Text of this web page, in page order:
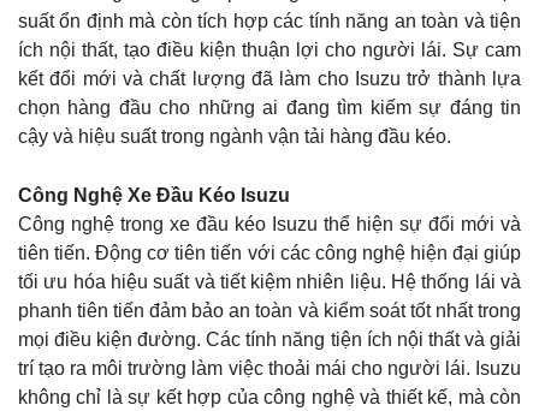
suất ổn định mà còn tích hợp các tính năng an toàn và tiện
ích nội thất, tạo điều kiện thuận lợi cho người lái. Sự cam
kết đổi mới và chất lượng đã làm cho Isuzu trở thành lựa
chọn hàng đầu cho những ai đang tìm kiếm sự đáng tin
cậy và hiệu suất trong ngành vận tải hàng đầu kéo.
Công Nghệ Xe Đầu Kéo Isuzu
Công nghệ trong xe đầu kéo Isuzu thể hiện sự đổi mới và
tiên tiến. Động cơ tiên tiến với các công nghệ hiện đại giúp
tối ưu hóa hiệu suất và tiết kiệm nhiên liệu. Hệ thống lái và
phanh tiên tiến đảm bảo an toàn và kiểm soát tốt nhất trong
mọi điều kiện đường. Các tính năng tiện ích nội thất và giải
trí tạo ra môi trường làm việc thoải mái cho người lái. Isuzu
không chỉ là sự kết hợp của công nghệ và thiết kế, mà còn